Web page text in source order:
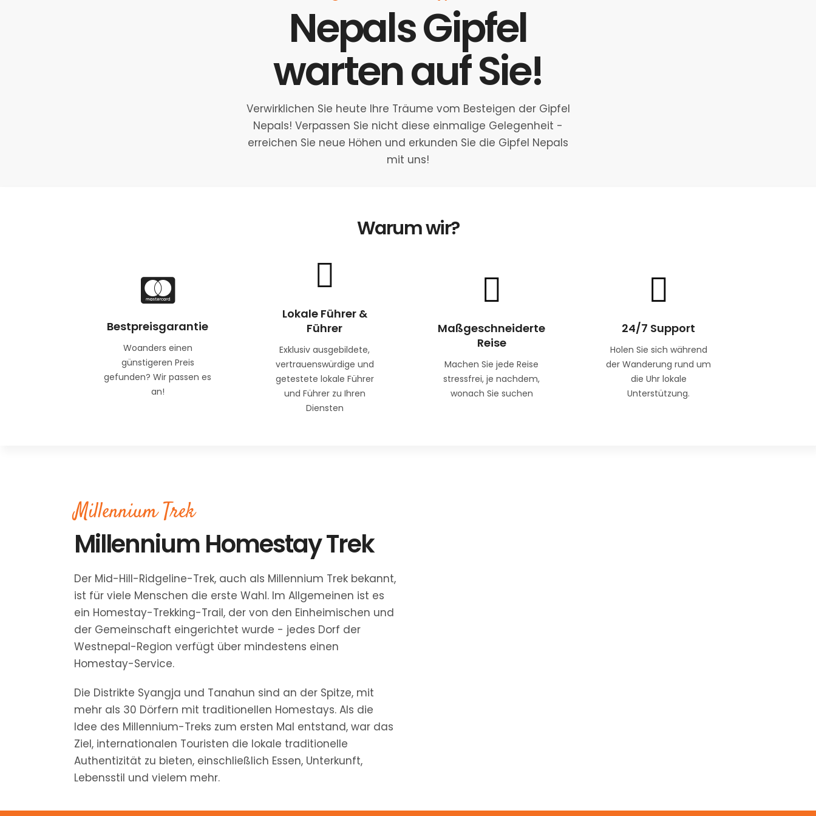
Nepals Gipfel
warten auf Sie!
Verwirklichen Sie heute Ihre Träume vom Besteigen der Gipfel
Nepals! Verpassen Sie nicht diese einmalige Gelegenheit -
erreichen Sie neue Höhen und erkunden Sie die Gipfel Nepals
mit uns!
Warum wir?
Bestpreisgarantie
Woanders einen
günstigeren Preis
gefunden? Wir passen es
an!
Lokale Führer &
Führer
Exklusiv ausgebildete,
vertrauenswürdige und
getestete lokale Führer
und Führer zu Ihren
Diensten
Maßgeschneiderte
Reise
Machen Sie jede Reise
stressfrei, je nachdem,
wonach Sie suchen
24/7 Support
Holen Sie sich während
der Wanderung rund um
die Uhr lokale
Unterstützung.
Millennium Trek
Millennium Homestay Trek
Der Mid-Hill-Ridgeline-Trek, auch als Millennium Trek bekannt,
ist für viele Menschen die erste Wahl. Im Allgemeinen ist es
ein Homestay-Trekking-Trail, der von den Einheimischen und
der Gemeinschaft eingerichtet wurde - jedes Dorf der
Westnepal-Region verfügt über mindestens einen
Homestay-Service.
Die Distrikte Syangja und Tanahun sind an der Spitze, mit
mehr als 30 Dörfern mit traditionellen Homestays. Als die
Idee des Millennium-Treks zum ersten Mal entstand, war das
Ziel, internationalen Touristen die lokale traditionelle
Authentizität zu bieten, einschließlich Essen, Unterkunft,
Lebensstil und vielem mehr.